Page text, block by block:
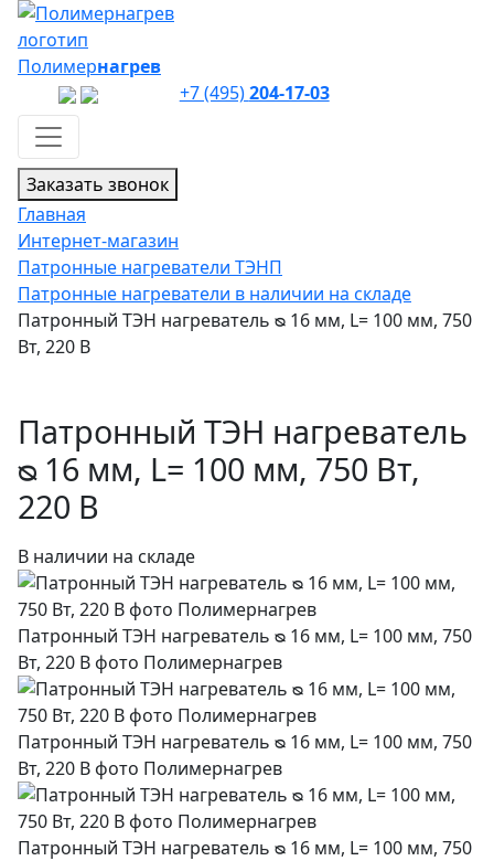
Полимернагрев
+7 (495)204-17-03
Заказать звонок
Главная
Интернет-магазин
Патронные нагреватели ТЭНП
Патронные нагреватели в наличии на складе
Патронный ТЭН нагреватель ᴓ 16 мм, L= 100 мм, 750
Вт, 220 В
Патронный ТЭН нагреватель
ᴓ 16 мм, L= 100 мм, 750 Вт,
220 В
В наличии на складе
Патронный ТЭН нагреватель ᴓ 16 мм, L= 100 мм, 750
Вт, 220 В фото Полимернагрев
Патронный ТЭН нагреватель ᴓ 16 мм, L= 100 мм, 750
Вт, 220 В фото Полимернагрев
Патронный ТЭН нагреватель ᴓ 16 мм, L= 100 мм, 750